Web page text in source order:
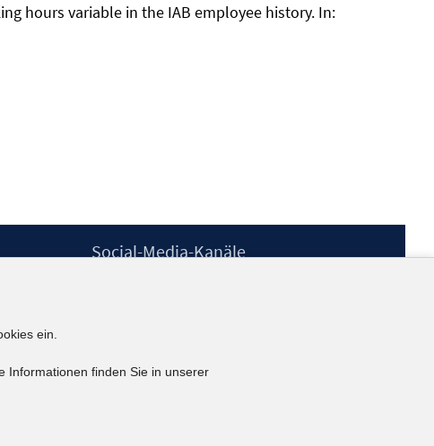
hours variable in the IAB employee history. In:
Social-Media-Kanäle
kununu
ein.
Informationen finden Sie in unserer